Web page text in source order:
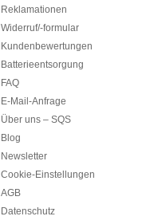
Reklamationen
Widerruf/-formular
Kundenbewertungen
Batterieentsorgung
FAQ
E-Mail-Anfrage
Über uns – SQS
Blog
Newsletter
Cookie-Einstellungen
AGB
Datenschutz